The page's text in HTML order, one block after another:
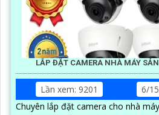
LẮP ĐẶT CAMERA NHÀ MÁY
Lần xem: 9201
6/
Chuyên lắp đặt camera cho nhà